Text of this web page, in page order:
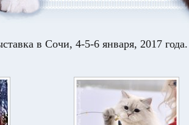
в Сочи, 4-5-6 января, 2017 года.